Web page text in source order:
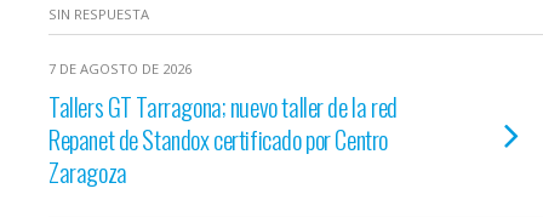
SIN RESPUESTA
7 DE AGOSTO DE 2026
Tallers GT Tarragona; nuevo taller de la red
Repanet de Standox certificado por Centro
Zaragoza